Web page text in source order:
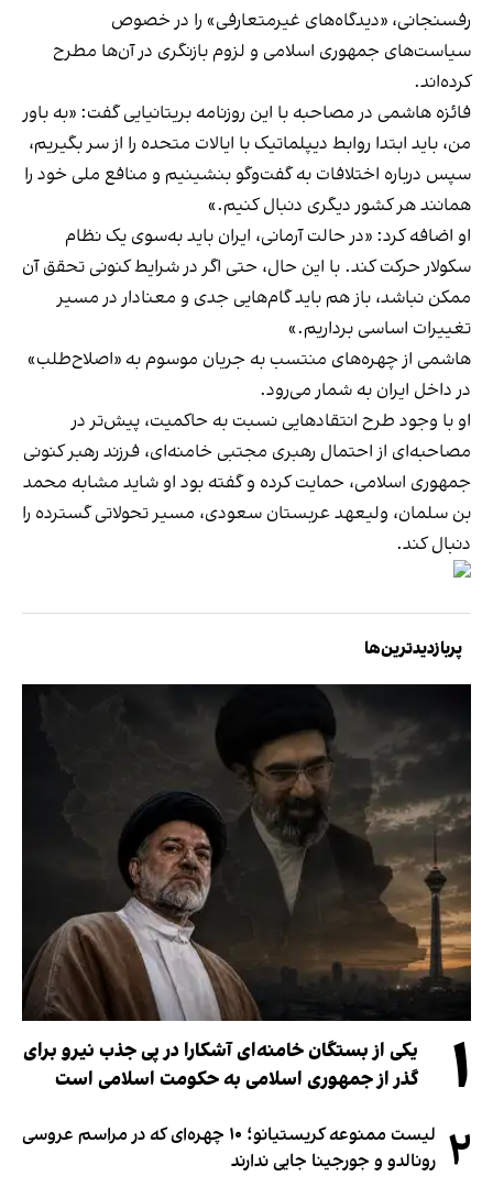
رفسنجانی، «دیدگاه‌های غیرمتعارفی» را در خصوص
سیاست‌های جمهوری اسلامی و لزوم بازنگری در آن‌ها مطرح
کرده‌اند.
فائزه هاشمی در مصاحبه با این روزنامه بریتانیایی گفت: «به باور
من، باید ابتدا روابط دیپلماتیک با ایالات متحده را از سر بگیریم،
سپس درباره اختلافات به گفت‌وگو بنشینیم و منافع ملی خود را
همانند هر کشور دیگری دنبال کنیم.»
او اضافه کرد: «در حالت آرمانی، ایران باید به‌سوی یک نظام
سکولار حرکت کند. با این حال، حتی اگر در شرایط کنونی تحقق آن
ممکن نباشد، باز هم باید گام‌هایی جدی و معنادار در مسیر
تغییرات اساسی برداریم.»
هاشمی از چهره‌های منتسب به جریان موسوم به «اصلاح‌طلب»
در داخل ایران به شمار می‌رود.
او با وجود طرح انتقادهایی نسبت به حاکمیت، پیش‌تر در
مصاحبه‌ای از احتمال رهبری مجتبی خامنه‌ای، فرزند رهبر کنونی
جمهوری اسلامی، حمایت کرده و گفته بود او شاید مشابه محمد
بن سلمان، ولیعهد عربستان سعودی، مسیر تحولاتی گسترده را
دنبال کند.
پربازدیدترین‌ها
۱
یکی از بستگان خامنه‌ای آشکارا در پی جذب نیرو برای
گذر از جمهوری اسلامی به حکومت اسلامی است
۲
لیست ممنوعه کریستیانو؛ ۱۰ چهره‌ای که در مراسم عروسی
رونالدو و جورجینا جایی ندارند